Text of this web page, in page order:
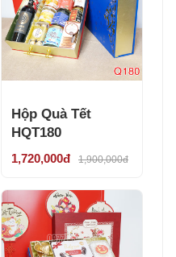
Hộp Quà Tết
HQT180
1,720,000đ 1,900,000đ